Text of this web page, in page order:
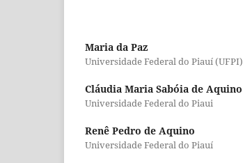
Maria da Paz
Universidade Federal do Piauí (UFPI)
Cláudia Maria Sabóia de Aquino
Universidade Federal do Piaui
Renê Pedro de Aquino
Universidade Federal do Piauí